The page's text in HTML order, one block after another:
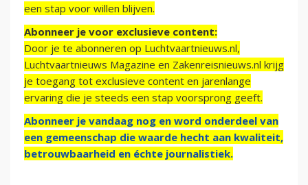
een stap voor willen blijven.
Abonneer je voor exclusieve content:
Door je te abonneren op Luchtvaartnieuws.nl,
Luchtvaartnieuws Magazine en Zakenreisnieuws.nl krijg
je toegang tot exclusieve content en jarenlange
ervaring die je steeds een stap voorsprong geeft.
Abonneer je vandaag nog en word onderdeel van
een gemeenschap die waarde hecht aan kwaliteit,
betrouwbaarheid en échte journalistiek.